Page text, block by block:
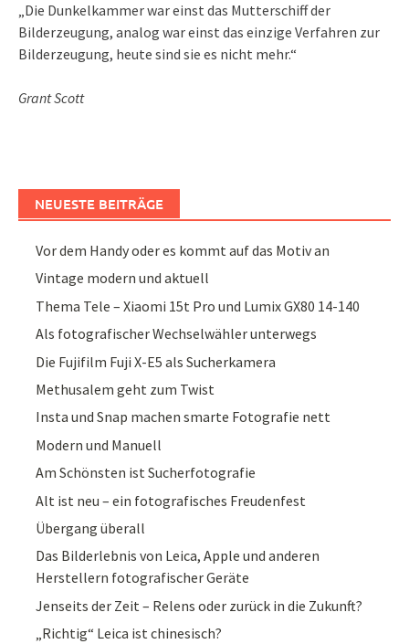
„Die Dunkelkammer war einst das Mutterschiff der
Bilderzeugung, analog war einst das einzige Verfahren zur
Bilderzeugung, heute sind sie es nicht mehr.“
Grant Scott
NEUESTE BEITRÄGE
Vor dem Handy oder es kommt auf das Motiv an
Vintage modern und aktuell
Thema Tele – Xiaomi 15t Pro und Lumix GX80 14-140
Als fotografischer Wechselwähler unterwegs
Die Fujifilm Fuji X-E5 als Sucherkamera
Methusalem geht zum Twist
Insta und Snap machen smarte Fotografie nett
Modern und Manuell
Am Schönsten ist Sucherfotografie
Alt ist neu – ein fotografisches Freudenfest
Übergang überall
Das Bilderlebnis von Leica, Apple und anderen
Herstellern fotografischer Geräte
Jenseits der Zeit – Relens oder zurück in die Zukunft?
„Richtig“ Leica ist chinesisch?